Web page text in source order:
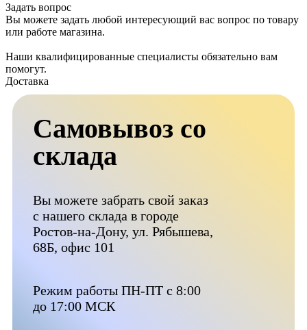
Задать вопрос
Вы можете задать любой интересующий вас вопрос по товару
или работе магазина.
Наши квалифицированные специалисты обязательно вам
помогут.
Доставка
Самовывоз со
склада
Вы можете забрать свой заказ
с нашего склада в городе
Ростов-на-Дону, ул. Рябышева,
68Б, офис 101
Режим работы ПН-ПТ с 8:00
до 17:00 МСК